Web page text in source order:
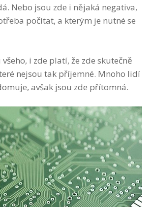
Nebo jsou zde i nějaká negativa,
počítat, a kterým je nutné se
i zde platí, že zde skutečně
nejsou tak příjemné. Mnoho lidí
avšak jsou zde přítomná.